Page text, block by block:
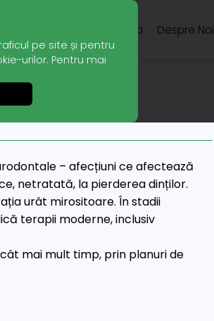
Echipa Despre Noi
– afecțiuni ce afectează
netratată, la pierderea dinților.
urât mirositoare. În stadii
terapii moderne, inclusiv
mai mult timp, prin planuri de
pe site și pentru
urilor. Pentru mai